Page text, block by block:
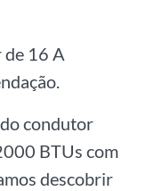
de 16 A
condutor
BTUs com
descobrir